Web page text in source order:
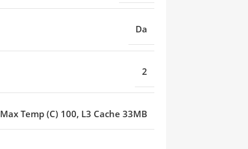
Da
2
Max Temp (C) 100, L3 Cache 33MB